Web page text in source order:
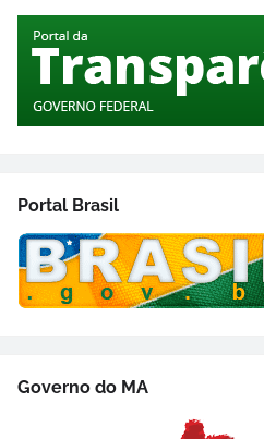
Portal Brasil
Governo do MA